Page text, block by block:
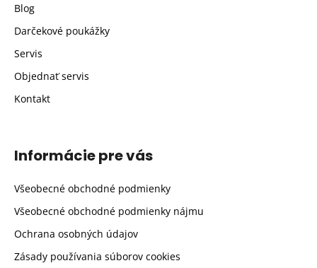
Blog
Darčekové poukážky
Servis
Objednať servis
Kontakt
Informácie pre vás
Všeobecné obchodné podmienky
Všeobecné obchodné podmienky nájmu
Ochrana osobných údajov
Zásady používania súborov cookies